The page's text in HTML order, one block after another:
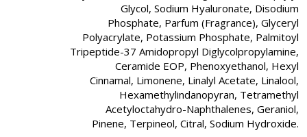
Glycol, Sodium Hyaluronate, Disodium
Phosphate, Parfum (Fragrance), Glyceryl
Polyacrylate, Potassium Phosphate, Palmitoyl
Tripeptide-37 Amidopropyl Diglycolpropylamine,
Ceramide EOP, Phenoxyethanol, Hexyl
Cinnamal, Limonene, Linalyl Acetate, Linalool,
Hexamethylindanopyran, Tetramethyl
Acetyloctahydro-Naphthalenes, Geraniol,
Pinene, Terpineol, Citral, Sodium Hydroxide.